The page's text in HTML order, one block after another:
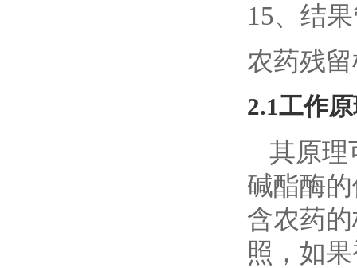
15、结
农药残
2.1工作
其原理
碱酯酶
含农药
照，如